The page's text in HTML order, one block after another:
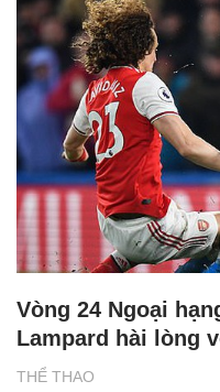
THỂ THAO
Vòng 24 Ngoại
Lampard hài lòng